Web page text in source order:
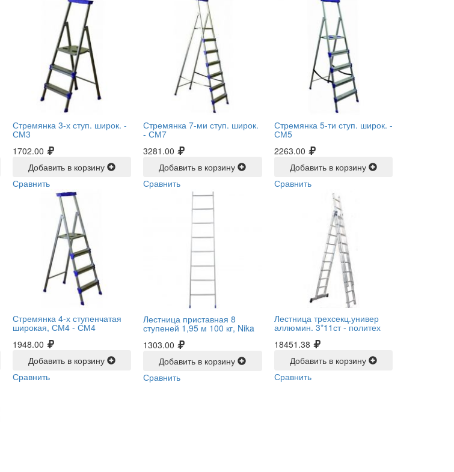
Стремянка 3-х ступ. широк. -
СМ3
1702.00
Добавить в корзину
Сравнить
Стремянка 7-ми ступ. широк.
- СМ7
3281.00
Добавить в корзину
Сравнить
Стремянка 5-ти ступ. широк. -
СМ5
2263.00
Добавить в корзину
Сравнить
Стремянка 4-х ступенчатая
широкая, СМ4 - СМ4
1948.00
Добавить в корзину
Сравнить
Лестница приставная 8
ступеней 1,95 м 100 кг, Nika
1303.00
Добавить в корзину
Сравнить
Лестница трехсекц.универ
аллюмин. 3*11ст -политех
18451.38
Добавить в корзину
Сравнить